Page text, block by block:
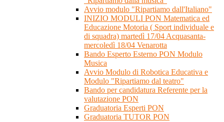
Avvio modulo "Ripartiamo dall'Italiano"
INIZIO MODULI PON Matematica ed
Educazione Motoria ( Sport individuale e
di squadra) martedì 17/04 Acquasanta-
mercoledì 18/04 Venarotta
Bando Esperto Esterno PON Modulo
Musica
Avvio Modulo di Robotica Educativa e
Modulo "Ripartiamo dal teatro"
Bando per candidatura Referente per la
valutazione PON
Graduatoria Esperti PON
Graduatoria TUTOR PON